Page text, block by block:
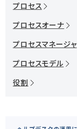
プロセス
プロセスオーナ
プロセスマネージャ
プロセスモデル
役割